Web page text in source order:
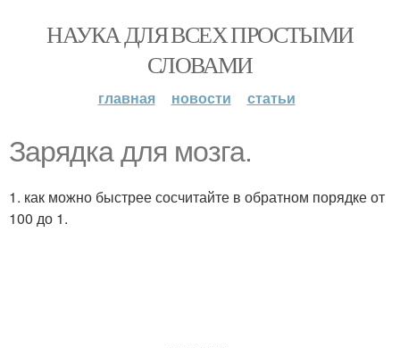
НАУКА ДЛЯ ВСЕХ ПРОСТЫМИ
СЛОВАМИ
главная новости статьи
Зарядка для мозга.
1. как можно быстрее сосчитайте в обратном порядке от
100 до 1.